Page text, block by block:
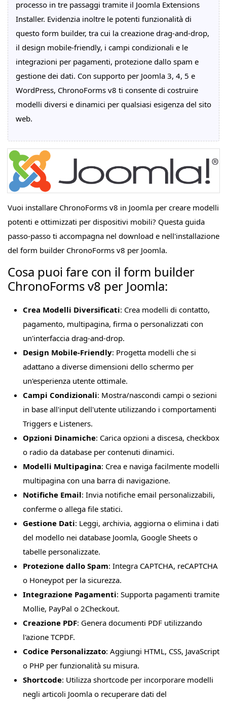
processo in tre passaggi tramite il Joomla Extensions
Installer. Evidenzia inoltre le potenti funzionalità di
questo form builder, tra cui la creazione drag-and-drop,
il design mobile-friendly, i campi condizionali e le
integrazioni per pagamenti, protezione dallo spam e
gestione dei dati. Con supporto per Joomla 3, 4, 5 e
WordPress, ChronoForms v8 ti consente di costruire
modelli diversi e dinamici per qualsiasi esigenza del sito
web.
Vuoi installare ChronoForms v8 in Joomla per creare modelli
potenti e ottimizzati per dispositivi mobili? Questa guida
passo-passo ti accompagna nel download e nell'installazione
del form builder ChronoForms v8 per Joomla.
Cosa puoi fare con il form builder
ChronoForms v8 per Joomla:
Crea Modelli Diversificati: Crea modelli di contatto,
pagamento, multipagina, firma o personalizzati con
un'interfaccia drag-and-drop.
Design Mobile-Friendly: Progetta modelli che si
adattano a diverse dimensioni dello schermo per
un'esperienza utente ottimale.
Campi Condizionali: Mostra/nascondi campi o sezioni
in base all'input dell'utente utilizzando i comportamenti
Triggers e Listeners.
Opzioni Dinamiche: Carica opzioni a discesa, checkbox
o radio da database per contenuti dinamici.
Modelli Multipagina: Crea e naviga facilmente modelli
multipagina con una barra di navigazione.
Notifiche Email: Invia notifiche email personalizzabili,
conferme o allega file statici.
Gestione Dati: Leggi, archivia, aggiorna o elimina i dati
del modello nei database Joomla, Google Sheets o
tabelle personalizzate.
Protezione dallo Spam: Integra CAPTCHA, reCAPTCHA
o Honeypot per la sicurezza.
Integrazione Pagamenti: Supporta pagamenti tramite
Mollie, PayPal o 2Checkout.
Creazione PDF: Genera documenti PDF utilizzando
l'azione TCPDF.
Codice Personalizzato: Aggiungi HTML, CSS, JavaScript
o PHP per funzionalità su misura.
Shortcode: Utilizza shortcode per incorporare modelli
negli articoli Joomla o recuperare dati del